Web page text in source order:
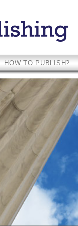
HOW TO PUBLISH?